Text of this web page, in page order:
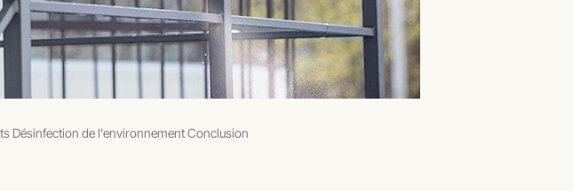
Désinfection de l'environnement Conclusion